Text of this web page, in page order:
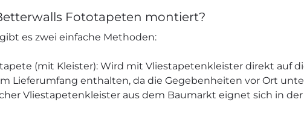
Fototapeten montiert?
es zwei einfache Methoden:
(mit Kleister): Wird mit Vliestapetenkleister direkt auf
Lieferumfang enthalten, da die Gegebenheiten vor Ort
Vliestapetenkleister aus dem Baumarkt eignet sich in